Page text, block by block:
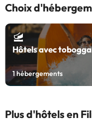
Choix
Hôtels avec
1 hébergements
Plus d'hôtels en